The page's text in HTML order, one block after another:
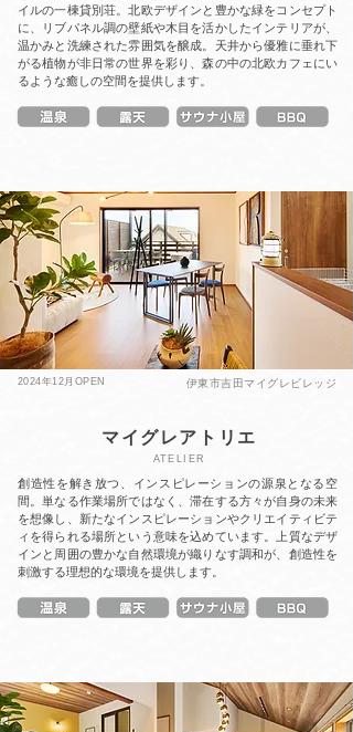
イルの一棟貸別荘。北欧デザインと豊かな緑をコンセプト
に、リブパネル調の壁紙や木目を活かしたインテリアが、
温かみと洗練された雰囲気を醸成。天井から優雅に垂れ下
がる植物が非日常の世界を彩り、森の中の北欧カフェにい
るような癒しの空間を提供します。
2024年12月OPEN 伊東市吉田マイグレビレッジ
マイグレアトリエ
ATELIER
創造性を解き放つ、インスピレーションの源泉となる空
間。単なる作業場所ではなく、滞在する方々が自身の未来
を想像し、新たなインスピレーションやクリエイティビテ
ィを得られる場所という意味を込めています。上質なデザ
インと周囲の豊かな自然環境が織りなす調和が、創造性を
刺激する理想的な環境を提供します。